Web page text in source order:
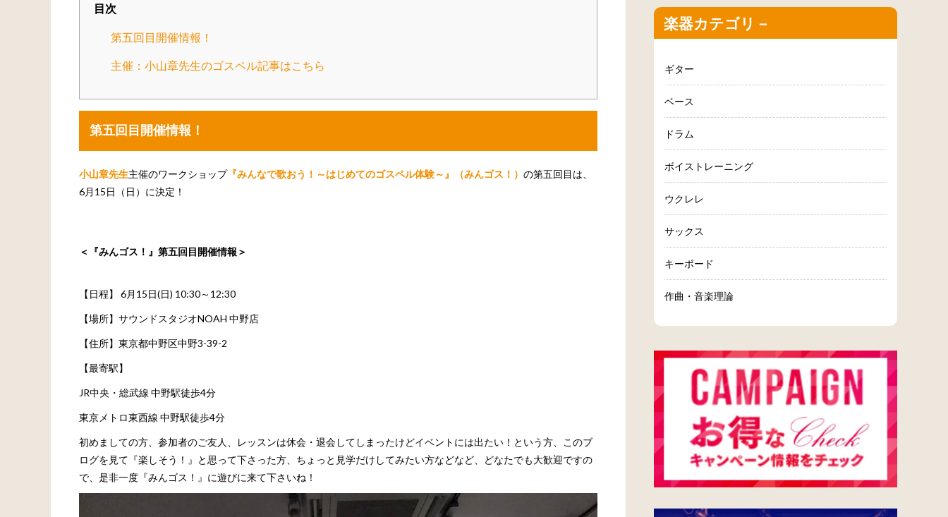
目次
第五回目開催情報！
主催：小山章先生のゴスペル記事はこちら
第五回目開催情報！
小山章先生主催のワークショップ『みんなで歌おう！～はじめてのゴスペル体験～』（みんゴス！） の第五回目は、
6月15日（日）に決定！
＜『みんゴス！』第五回目開催情報＞
【日程】 6月15日(日) 10:30～12:30
【場所】サウンドスタジオNOAH 中野店
【住所】東京都中野区中野3-39-2
【最寄駅】
JR中央・総武線 中野駅徒歩4分
東京メトロ東西線 中野駅徒歩4分
初めましての方、参加者のご友人、レッスンは休会・退会してしまったけどイベントには出たい！という方、このブ
ログを見て『楽しそう！』と思って下さった方、ちょっと見学だけしてみたい方などなど、どなたでも大歓迎ですの
で、是非一度『みんゴス！』に遊びに来て下さいね！
楽器カテゴリ－
ギター
ベース
ドラム
ボイストレーニング
ウクレレ
サックス
キーボード
作曲・音楽理論